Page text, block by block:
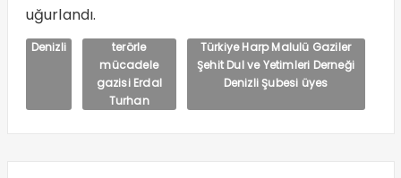
uğurlandı.
Denizli
terörle
mücadele
gazisi Erdal
Turhan
Türkiye Harp Malulü Gaziler
Şehit Dul ve Yetimleri Derneği
Denizli Şubesi üyes